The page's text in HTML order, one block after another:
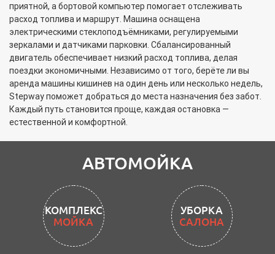
приятной, а бортовой компьютер помогает отслеживать
расход топлива и маршрут. Машина оснащена
электрическими стеклоподъёмниками, регулируемыми
зеркалами и датчиками парковки. Сбалансированный
двигатель обеспечивает низкий расход топлива, делая
поездки экономичными. Независимо от того, берёте ли вы
аренда машины кишинев на один день или несколько недель,
Stepway поможет добраться до места назначения без забот.
Каждый путь становится проще, каждая остановка —
естественной и комфортной.
АВТОМОЙКА
УБОРКА
САЛОНА